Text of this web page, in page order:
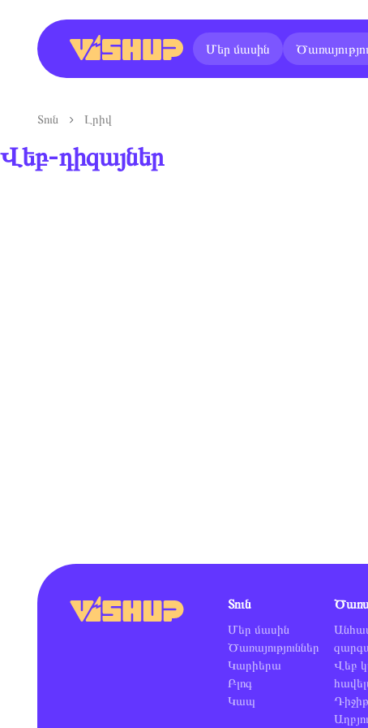
Մեր մասին
Տուն Լրիվ
Վեբ-դիզայներ
Տուն
Մեր մասին
Ծառայություններ
Կարիերա
Բլոգ
Կապ
Վեբ